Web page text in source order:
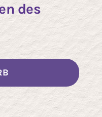
des